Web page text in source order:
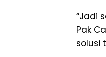
“Jadi
Pak
solusi